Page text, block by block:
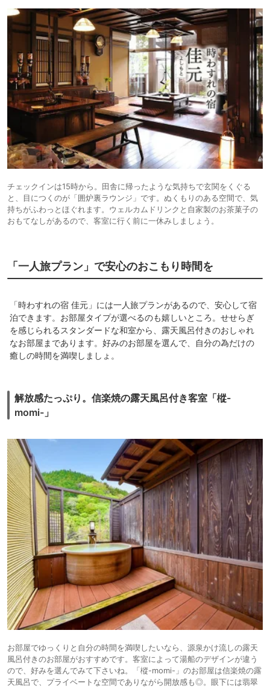
チェックインは15時から。田舎に帰ったような気持ちで玄関をくぐる
と、目につくのが「囲炉裏ラウンジ」です。ぬくもりのある空間で、気
持ちがふわっとほぐれます。ウェルカムドリンクと自家製のお茶菓子の
おもてなしがあるので、客室に行く前に一休みしましょう。
「一人旅プラン」で安心のおこもり時間を
「時わすれの宿 佳元」には一人旅プランがあるので、安心して宿
泊できます。お部屋タイプが選べるのも嬉しいところ。せせらぎ
を感じられるスタンダードな和室から、露天風呂付きのおしゃれ
なお部屋まであります。好みのお部屋を選んで、自分の為だけの
癒しの時間を満喫しましょ。
解放感たっぷり。信楽焼の露天風呂付き客室「樅-
momi-」
お部屋でゆっくりと自分の時間を満喫したいなら、源泉かけ流しの露天
風呂付きのお部屋がおすすめです。客室によって湯船のデザインが違う
ので、好みを選んでみて下さいね。「樅-momi-」のお部屋は信楽焼の露
天風呂で、プライベートな空間でありながら開放感も◎。眼下には翡翠